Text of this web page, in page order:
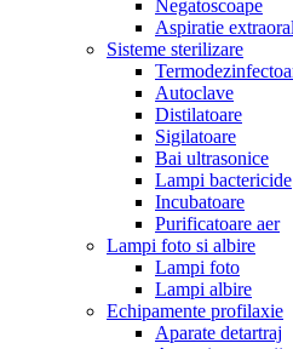
Negatoscoape
Aspiratie
Sisteme sterilizare
Autoclave
Distilatoare
Sigilatoare
Bai ultrasonice
Lampi bactericide
Incubatoare
Purificatoare aer
Lampi foto si albire
Lampi foto
Lampi albire
Echipamente profilaxie
Aparate detartraj